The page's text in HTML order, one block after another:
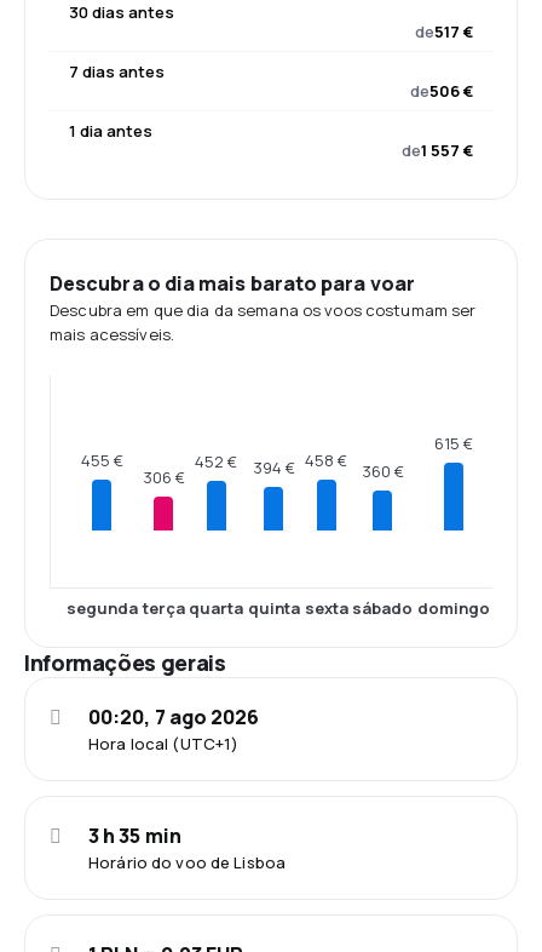
30 dias antes
de517 €
7 dias antes
de506 €
1 dia antes
de1 557 €
Descubra o dia mais barato para voar
Descubra em que dia da semana os voos costumam ser
mais acessíveis.
455 €
segunda
306 €
terça
452 €
quarta
394 €
quinta
458 €
sexta
360 €
sábado
615 €
domingo
Informações gerais
Hora local (UTC+1)
00:20, 7 ago 2026
Horário do voo de Lisboa
3 h 35 min